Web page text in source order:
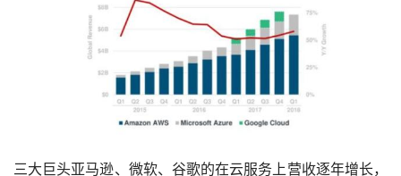
三大巨头亚马逊、微软、谷歌的在云服务上营收逐年增长，